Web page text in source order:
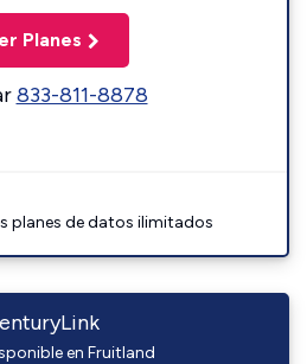
Planes
833-811-8878
planes de datos ilimitados
en Fruitland